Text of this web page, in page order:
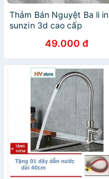
Thảm Bán Nguyệt Ba li in
sunzin 3d cao cấp
49.000 đ